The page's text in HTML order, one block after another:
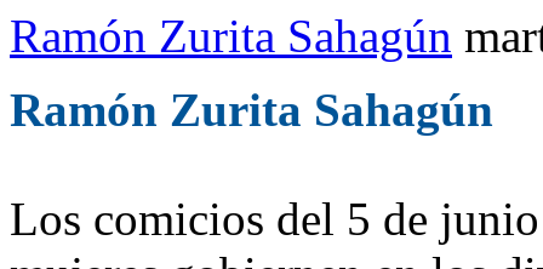
Ramón Zurita Sahagún
Ramón Zurita Sahagún
Los comicios del 5 de